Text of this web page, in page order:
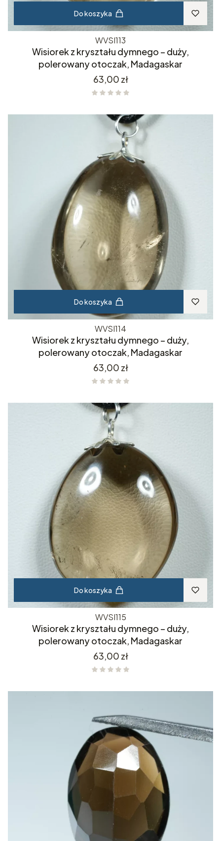
Do koszyka
WVSI113
Wisiorek z kryształu dymnego – duży,
polerowany otoczak, Madagaskar
Cena
63,00 zł
Do koszyka
WVSI114
Wisiorek z kryształu dymnego – duży,
polerowany otoczak, Madagaskar
Cena
63,00 zł
Do koszyka
WVSI115
Wisiorek z kryształu dymnego – duży,
polerowany otoczak, Madagaskar
Cena
63,00 zł